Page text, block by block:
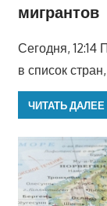
мигрантов
Сегодня,
в список
ЧИТАТЬ ДАЛЕЕ